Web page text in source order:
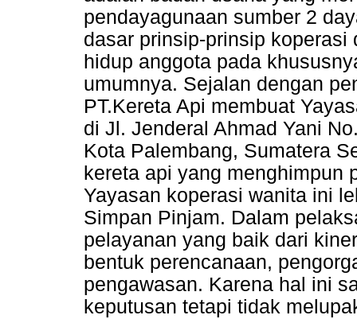
pendayagunaan sumber 2
dasar prinsip-prinsip
hidup anggota pada
umumnya. Sejalan dengan
PT.Kereta Api membuat
di Jl. Jenderal Ahmad Yani
Kota Palembang, Sumatera
kereta api yang menghimpun
Yayasan koperasi wanita ini
Simpan Pinjam. Dalam
pelayanan yang baik dari
bentuk perencanaan,
pengawasan. Karena hal ini
keputusan tetapi tidak